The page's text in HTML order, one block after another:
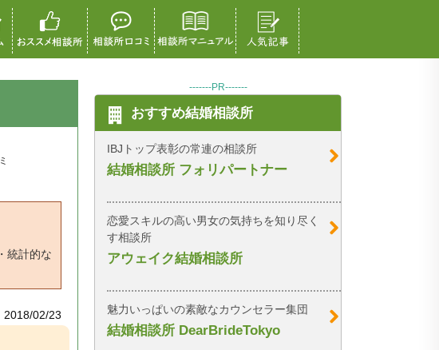
統計的な
2018/02/23
-------PR-------
おすすめ結婚相談所
IBJトップ表彰の常連の相談所
結婚相談所 フォリパートナー
恋愛スキルの高い男女の気持ちを知り尽く
す相談所
アウェイク結婚相談所
魅力いっぱいの素敵なカウンセラー集団
結婚相談所 DearBrideTokyo